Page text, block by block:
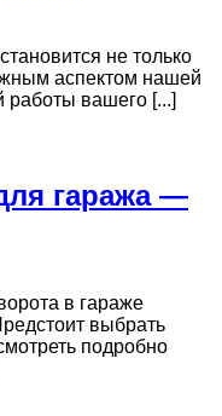
не только
аспектом нашей
работы вашего [...]
гаража —
в гараже
выбрать
подробно